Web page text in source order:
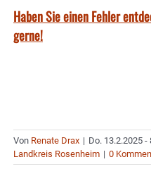
Haben Sie einen Fehler
gerne!
Von Renate Drax | Do. 13.2.2025 -
Landkreis Rosenheim | 0